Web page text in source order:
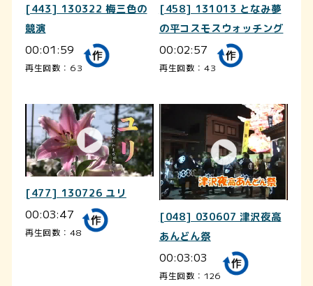
[443] 130322 梅三色の
競演
00:01:59
再生回数：63
[458] 131013 となみ夢
の平コスモスウォッチング
00:02:57
再生回数：43
[477] 130726 ユリ
00:03:47
再生回数：48
[048] 030607 津沢夜高
あんどん祭
00:03:03
再生回数：126